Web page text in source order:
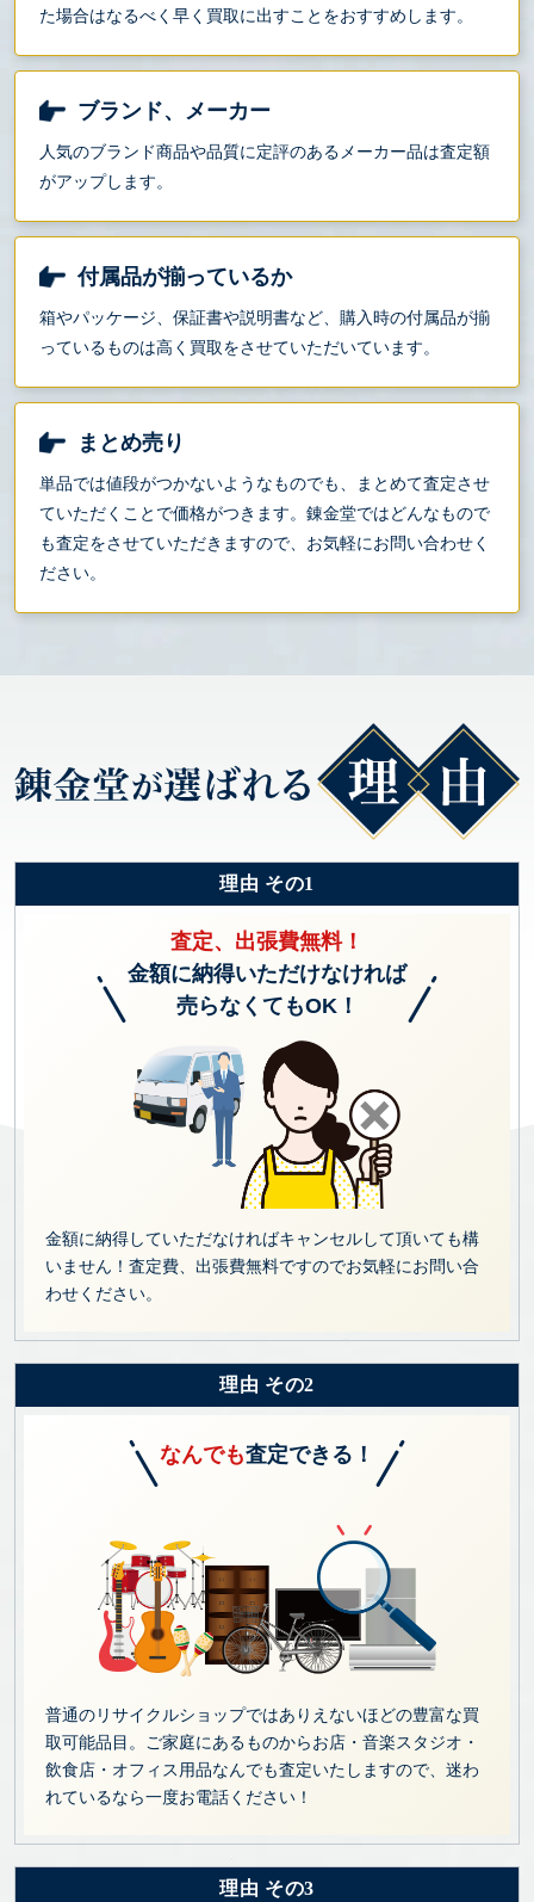
た場合はなるべく早く買取に出すことをおすすめします。
ブランド、メーカー
人気のブランド商品や品質に定評のあるメーカー品は査定額
がアップします。
付属品が揃っているか
箱やパッケージ、保証書や説明書など、購入時の付属品が揃
っているものは高く買取をさせていただいています。
まとめ売り
単品では値段がつかないようなものでも、まとめて査定させ
ていただくことで価格がつきます。錬金堂ではどんなもので
も査定をさせていただきますので、お気軽にお問い合わせく
ださい。
理由 その1
査定、出張費無料！
金額に納得いただけなければ
売らなくてもOK！
金額に納得していただなければキャンセルして頂いても構
いません！査定費、出張費無料ですのでお気軽にお問い合
わせください。
理由 その2
なんでも査定できる！
普通のリサイクルショップではありえないほどの豊富な買
取可能品目。ご家庭にあるものからお店・音楽スタジオ・
飲食店・オフィス用品なんでも査定いたしますので、迷わ
れているなら一度お電話ください！
理由 その3